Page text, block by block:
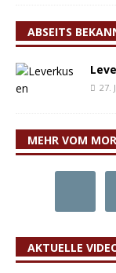
ABSEITS
27.
MEHR VOM
AKTUELLE